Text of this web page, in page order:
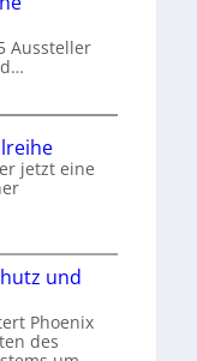
Aussteller
jetzt eine
und
Phoenix
des